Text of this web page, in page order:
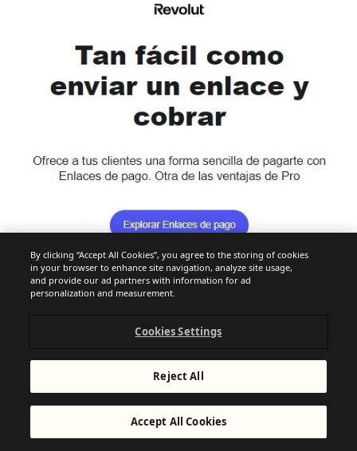
By clicking “Accept All Cookies”, you agree to the storing of cookies
in your browser to enhance site navigation, analyze site usage,
and provide our ad partners with information for ad
personalization and measurement.
Cookies Settings
Reject All
Accept All Cookies